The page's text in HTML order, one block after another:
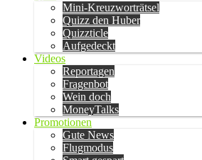
Mini-Kreuzworträtsel
Quizz den Huber
Quizzticle
Aufgedeckt
Videos
Reportagen
Fragenbot
Wein doch
MoneyTalks
Promotionen
Gute News
Flugmodus